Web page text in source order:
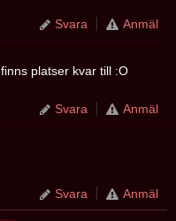
Svara Anmäl
platser kvar till :O
Svara Anmäl
Svara Anmäl